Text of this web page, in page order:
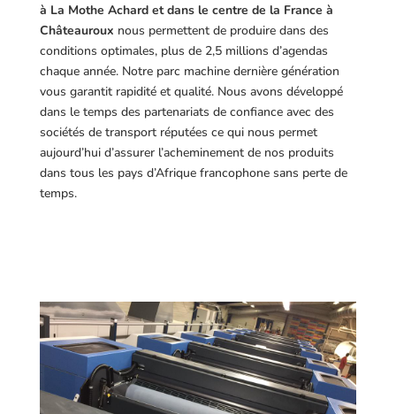
à La Mothe Achard et dans le centre de la France à
Châteauroux nous permettent de produire dans des
conditions optimales, plus de 2,5 millions d’agendas
chaque année. Notre parc machine dernière génération
vous garantit rapidité et qualité. Nous avons développé
dans le temps des partenariats de confiance avec des
sociétés de transport réputées ce qui nous permet
aujourd’hui d’assurer l’acheminement de nos produits
dans tous les pays d’Afrique francophone sans perte de
temps.